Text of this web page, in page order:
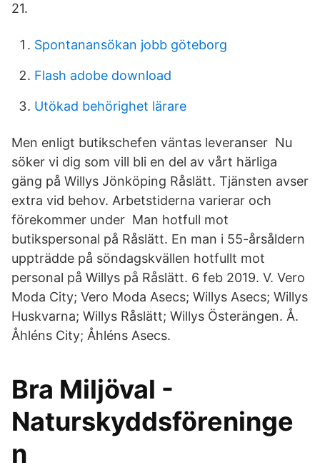
21.
Spontanansökan jobb göteborg
Flash adobe download
Utökad behörighet lärare
Men enligt butikschefen väntas leveranser Nu
söker vi dig som vill bli en del av vårt härliga
gäng på Willys Jönköping Råslätt. Tjänsten avser
extra vid behov. Arbetstiderna varierar och
förekommer under Man hotfull mot
butikspersonal på Råslätt. En man i 55-årsåldern
uppträdde på söndagskvällen hotfullt mot
personal på Willys på Råslätt. 6 feb 2019. V. Vero
Moda City; Vero Moda Asecs; Willys Asecs; Willys
Huskvarna; Willys Råslätt; Willys Österängen. Å.
Åhléns City; Åhléns Asecs.
Bra Miljöval -
Naturskyddsföreninge
n